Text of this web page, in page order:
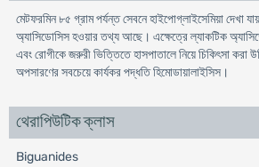
মেটফরমিন ৮৫ গ্রাম পর্যন্ত সেবনে হাইপোগ্লাইসেমিয়া দেখা
অ্যাসিডোসিস হওয়ার তথ্য আছে। এক্ষেত্রে ল্যাকটিক
এবং রোগীকে জরুরী ভিত্তিতে হাসপাতালে নিয়ে চিকিৎসা করা
অপসারণের সবচেয়ে কার্যকর পদ্ধতি হিমোডায়ালাইসিস।
থেরাপিউটিক ক্লাস
Biguanides